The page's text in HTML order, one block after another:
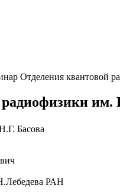
Отделения квантовой
им.
Басова
РАН